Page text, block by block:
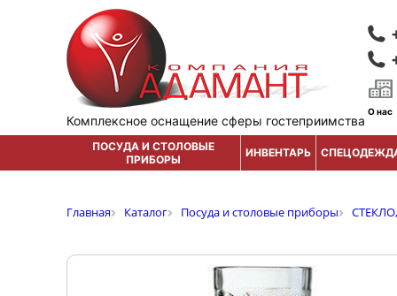
Комплексное оснащение сферы гостеприимства
О нас
ПОСУДА И СТОЛОВЫЕ
ПРИБОРЫ
ИНВЕНТАРЬ
Главная Каталог Посуда и столовые приборы